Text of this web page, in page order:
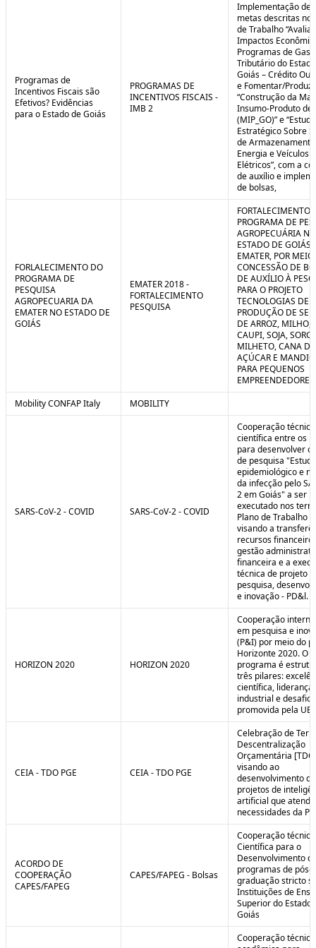
Programas de
Incentivos Fiscais são
Efetivos? Evidências
para o Estado de Goiás
PROGRAMAS DE
INCENTIVOS FISCAIS -
IMB 2
Implementação de
metas descritas
de Trabalho
Impactos
Programas de
Tributário do
Goiás – Crédito
e Fomentar/
“Construção da
Insumo-Produto de
(MIP_GO)” e “Estudo
Estratégico Sobre
de
Energia e Veículos
Elétricos”, com a
de auxílio e
de bolsas,
FORLALECIMENTO DO
PROGRAMA DE
PESQUISA
AGROPECUARIA DA
EMATER NO ESTADO DE
GOIÁS
EMATER 2018 -
FORTALECIMENTO
PESQUISA
FORTALECIMENTO
PROGRAMA DE
AGROPECUÁRIA NO
ESTADO DE GOIÁS
EMATER, POR
CONCESSÃO DE
DE AUXÍLIO À
PARA O PROJETO
TECNOLOGIAS DE
PRODUÇÃO DE
DE ARROZ, MILHO,
CAUPI, SOJA,
MILHETO, CANA DE
AÇÚCAR E
PARA PEQUENOS
Mobility CONFAP Italy
MOBILITY
SARS-CoV-2 - COVID SARS-CoV-2 - COVID
Cooperação
científica entre os
para desenvolver o
de pesquisa "Estudo
epidemiológico e
da infecção pelo
2 em Goiás" a ser
executado nos
Plano de Trabalho
visando a
recursos
gestão
financeira e a
técnica de projeto
pesquisa,
e inovação - PD&l.
HORIZON 2020 HORIZON 2020
Cooperação
em pesquisa e
(P&I) por meio do
Horizonte 2020. O
programa é
três pilares:
científica, liderança
industrial e
promovida pela UE.
CEIA - TDO PGE CEIA - TDO PGE
Celebração de
Descentralização
Orçamentária
visando ao
desenvolvimento de
projetos de
artificial que
necessidades da
ACORDO DE
COOPERAÇÃO
CAPES/FAPEG
CAPES/FAPEG - Bolsas
Cooperação
Científica para o
Desenvolvimento
programas de pós-
graduação stricto
Instituições de
Superior do Estado
Goiás
Cooperação